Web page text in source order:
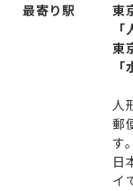
最寄り駅
東
東
人
郵
す。
日
イ